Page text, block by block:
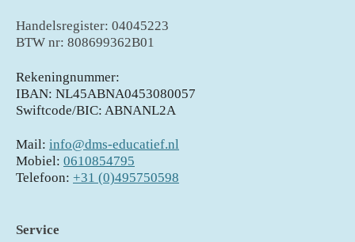
Handelsregister: 04045223
BTW nr: 808699362B01
Rekeningnummer:
IBAN: NL45ABNA0453080057
Swiftcode/BIC: ABNANL2A
Mail: info@dms-educatief.nl
Mobiel: 0610854795
Telefoon: +31 (0)495750598
Service